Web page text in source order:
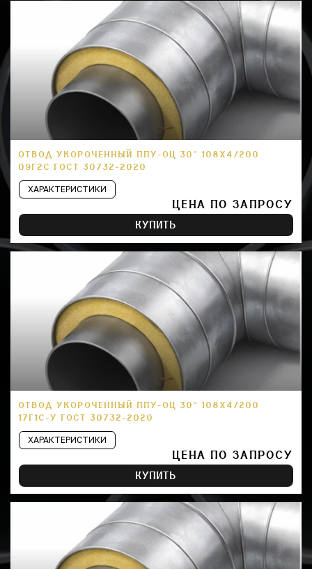
ОТВОД УКОРОЧЕННЫЙ ППУ-ОЦ 30° 108Х4/200
09Г2С ГОСТ 30732-2020
ХАРАКТЕРИСТИКИ
ЦЕНА ПО ЗАПРОСУ
КУПИТЬ
ОТВОД УКОРОЧЕННЫЙ ППУ-ОЦ 30° 108Х4/200
17Г1С-У ГОСТ 30732-2020
ХАРАКТЕРИСТИКИ
ЦЕНА ПО ЗАПРОСУ
КУПИТЬ